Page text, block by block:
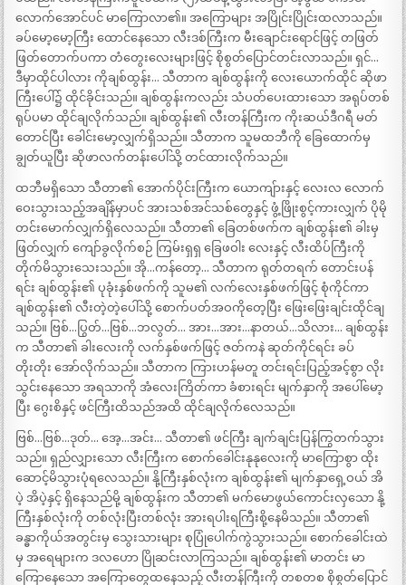
လောက်အောင်ပင် မာကြောလာ၏။ အကြောများ အပြိုင်းပြိုင်းထလာသည်။
ခပ်မော့မော့ကြီး ထောင်နေသော လီးဒစ်ကြီးက မီးချောင်းရောင်ဖြင့် တဖြတ်
ဖြတ်တောက်ပကာ တံတွေးလေးများဖြင့် စိုစွတ်ပြောင်တင်းလာသည်။ ရှင်…
ဒီမှာထိုင်ပါလား ကိုချစ်ထွန်း… သီတာက ချစ်ထွန်းကို လေးယောက်ထိုင် ဆိုဖာ
ကြီးပေါ်၌ ထိုင်ခိုင်းသည်။ ချစ်ထွန်းကလည်း သံပတ်ပေးထားသော အရုပ်တစ်
ရုပ်ပမာ ထိုင်ချလိုက်သည်။ ချစ်ထွန်း၏ လီးတန်ကြီးက ကိုးဆယ်ဒီဂရီ မတ်
တောင်ပြီး ခေါင်းမော့လျှက်ရှိသည်။ သီတာက သူမထဘီကို ခြေထောက်မှ
ချွတ်ယူပြီး ဆိုဖာလက်တန်းပေါ်သို့ တင်ထားလိုက်သည်။
ထဘီမရှိသော သီတာ၏ အောက်ပိုင်းကြီးက ယောကျ်ားနှင့် လေးလ လောက်
ဝေးသွားသည့်အချိန်မှာပင် အားသစ်အင်သစ်တွေနှင့် ဖွံ့ဖြိုးစွင့်ကားလျှက် ပိုမို
တင်းမောက်လျှက်ရှိလေသည်။ သီတာ၏ ခြေတစ်ဖက်က ချစ်ထွန်း၏ ခါးမှ
ဖြတ်လျှက် ကျော်ခွလိုက်စဉ် ကြမ်းရှရှ ခြေဖဝါး လေးနှင့် လီးထိပ်ကြီးကို
တိုက်မိသွားသေးသည်။ အို…ကန်တော့… သီတာက ရုတ်တရက် တောင်းပန်
ရင်း ချစ်ထွန်း၏ ပုခုံးနှစ်ဖက်ကို သူမ၏ လက်လေးနှစ်ဖက်ဖြင့် စုံကိုင်ကာ
ချစ်ထွန်း၏ လီးတဲ့တဲ့ပေါ်သို့ စောက်ပတ်အဝကိုတေ့ပြီး ဖြေးဖြေးချင်းထိုင်ချ
သည်။ ဗြစ်…ပြွတ်…ဗြစ်…ဘလွတ်… အား…အား…နာတယ်…သိလား… ချစ်ထွန်း
က သီတာ၏ ခါးလေးကို လက်နှစ်ဖက်ဖြင့် ဇတ်ကနဲ ဆုတ်ကိုင်ရင်း ခပ်
တိုးတိုး အော်လိုက်သည်။ သီတာက ကြားဟန်မတူ တင်းရင်းပြည့်အင့်စွာ လိုး
သွင်းနေသော အရသာကို အံလေးကြိတ်ကာ ခံစားရင်း မျက်နှာကို အပေါ်မော့
ပြီး ဂွေးစိနှင့် ဖင်ကြီးထိသည်အထိ ထိုင်ချလိုက်လေသည်။
ဗြစ်…ဗြစ်…ဒုတ်… အေ့…အင်း… သီတာ၏ ဖင်ကြီး ချက်ချင်းပြန်ကြွတက်သွား
သည်။ ရှည်လျှားသော လီးကြီးက စောက်ခေါင်းနုနုလေးကို မာကြောစွာ ထိုး
ဆောင့်မိသွားပုံရလေသည်။ နို့ကြီးနှစ်လုံးက ချစ်ထွန်း၏ မျက်နှာရှေ့ဝယ် အိ
ပဲ့ အိပဲ့နှင့် ရှိနေသည်မို့ ချစ်ထွန်းက သီတာ၏ မက်မောဖွယ်ကောင်းလှသော နို့
ကြီးနှစ်လုံးကို တစ်လုံးပြီးတစ်လုံး အားရပါးရကြီးစို့နေမိသည်။ သီတာ၏
ခန္ဓာကိုယ်အတွင်းမှ သွေးသားများ စုပြုံပေါက်ကွဲသွားသည်။ စောက်ခေါင်းထဲ
မှ အရေများက ဒလဟော ပြိုဆင်းလာကြသည်။ ချစ်ထွန်း၏ မာတင်း မာ
ကြောနေသော အကြောတွေထနေသည့် လီးတန်ကြီးကို တစတစ စိုစွတ်ပြောင်